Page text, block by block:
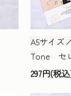
A5サイ
Tone セ
297円(税